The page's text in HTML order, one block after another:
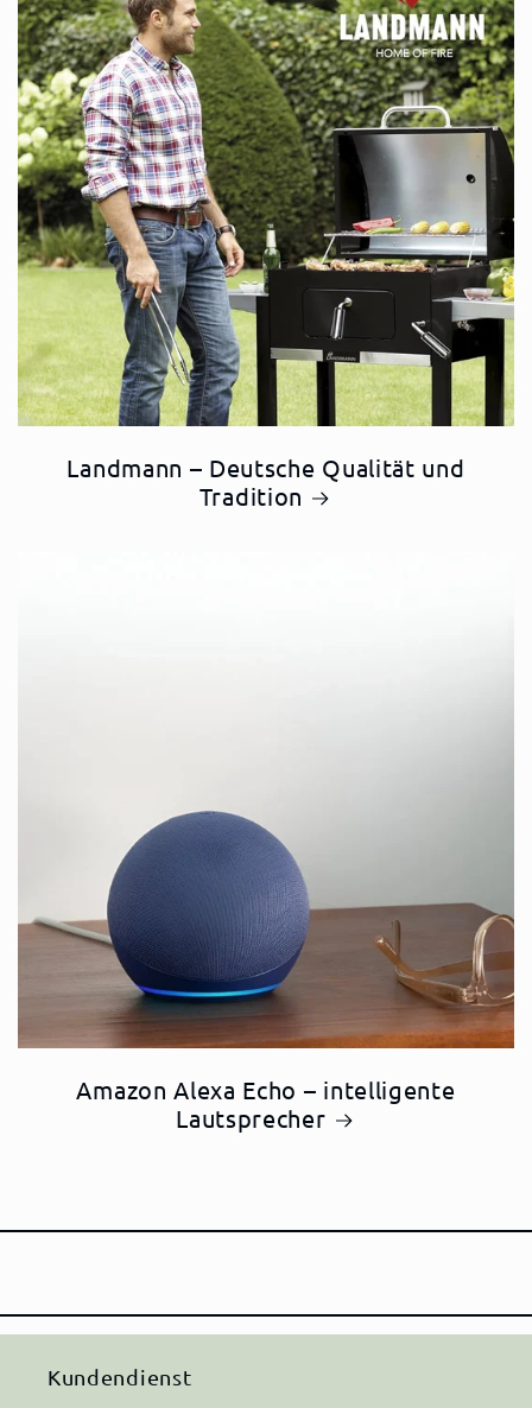
Landmann – Deutsche Qualität und
Tradition
Amazon Alexa Echo – intelligente
Lautsprecher
Kundendienst